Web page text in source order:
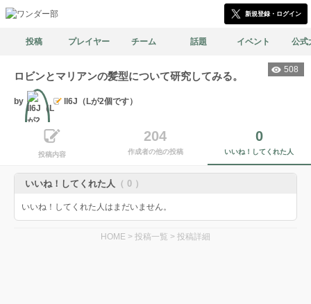
新規登録・ログイン
投稿 プレイヤー チーム 話題 イベント 公式
508
ロビンとマリアンの髪型について研究してみる。
by
文筆
ll6J（Lが2個です）
投稿内容
204
作成者の他の投稿
0
いいね！してくれた人
いいね！してくれた人 （ 0 ）
いいね！してくれた人はまだいません。
HOME > 投稿一覧 > 投稿詳細